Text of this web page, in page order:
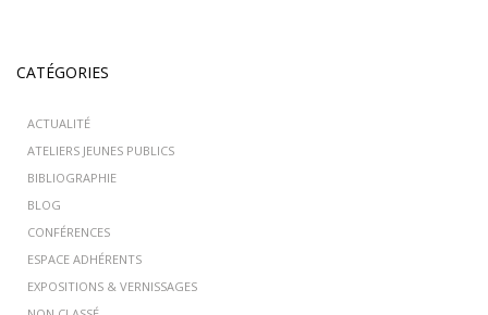
CATÉGORIES
ACTUALITÉ
ATELIERS JEUNES PUBLICS
BIBLIOGRAPHIE
BLOG
CONFÉRENCES
ESPACE ADHÉRENTS
EXPOSITIONS & VERNISSAGES